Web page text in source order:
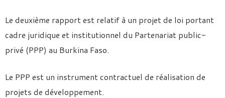
Le deuxième rapport est relatif à un projet de loi portant
cadre juridique et institutionnel du Partenariat public-
privé (PPP) au Burkina Faso.
Le PPP est un instrument contractuel de réalisation de
projets de développement.